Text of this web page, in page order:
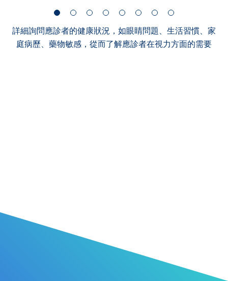
詳細詢問應診者的健康狀況，如眼睛問題、生活習慣、家
庭病歷、藥物敏感，從而了解應診者在視力方面的需要